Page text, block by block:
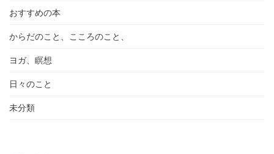
おすすめの本
からだのこと、こころのこと、
ヨガ、瞑想
日々のこと
未分類